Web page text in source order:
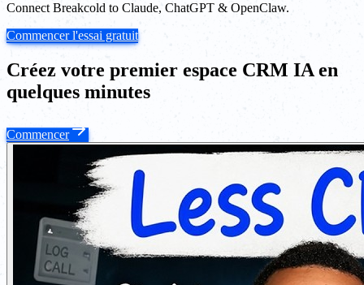
Connect Breakcold to Claude, ChatGPT & OpenClaw.
Commencer l'essai gratuit
Créez votre premier espace CRM IA en
quelques minutes
Commencer